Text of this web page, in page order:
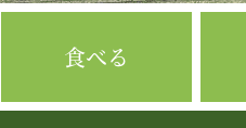
食べる